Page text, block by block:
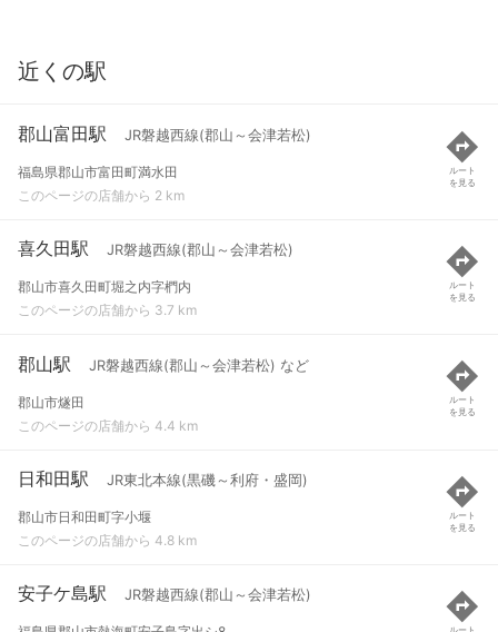
近くの駅
郡山富田駅 JR磐越西線(郡山～会津若松)
福島県郡山市富田町満水田
このページの店舗から 2 km
ルート
を見る
喜久田駅 JR磐越西線(郡山～会津若松)
郡山市喜久田町堀之内字椚内
このページの店舗から 3.7 km
ルート
を見る
郡山駅 JR磐越西線(郡山～会津若松) など
郡山市燧田
このページの店舗から 4.4 km
ルート
を見る
日和田駅 JR東北本線(黒磯～利府・盛岡)
郡山市日和田町字小堰
このページの店舗から 4.8 km
ルート
を見る
安子ケ島駅 JR磐越西線(郡山～会津若松)